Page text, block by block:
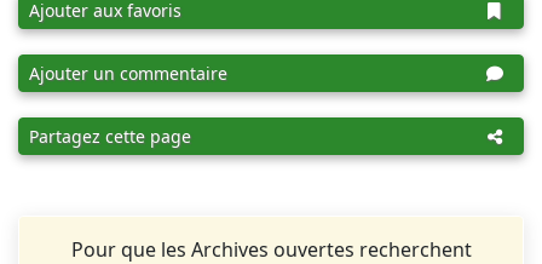
Ajouter aux favoris
Ajouter un commentaire
Partagez cette page
Pour que les Archives ouvertes recherchent